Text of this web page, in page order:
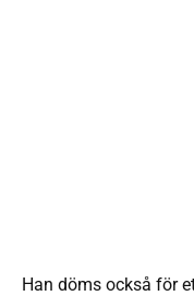
Han döms också för